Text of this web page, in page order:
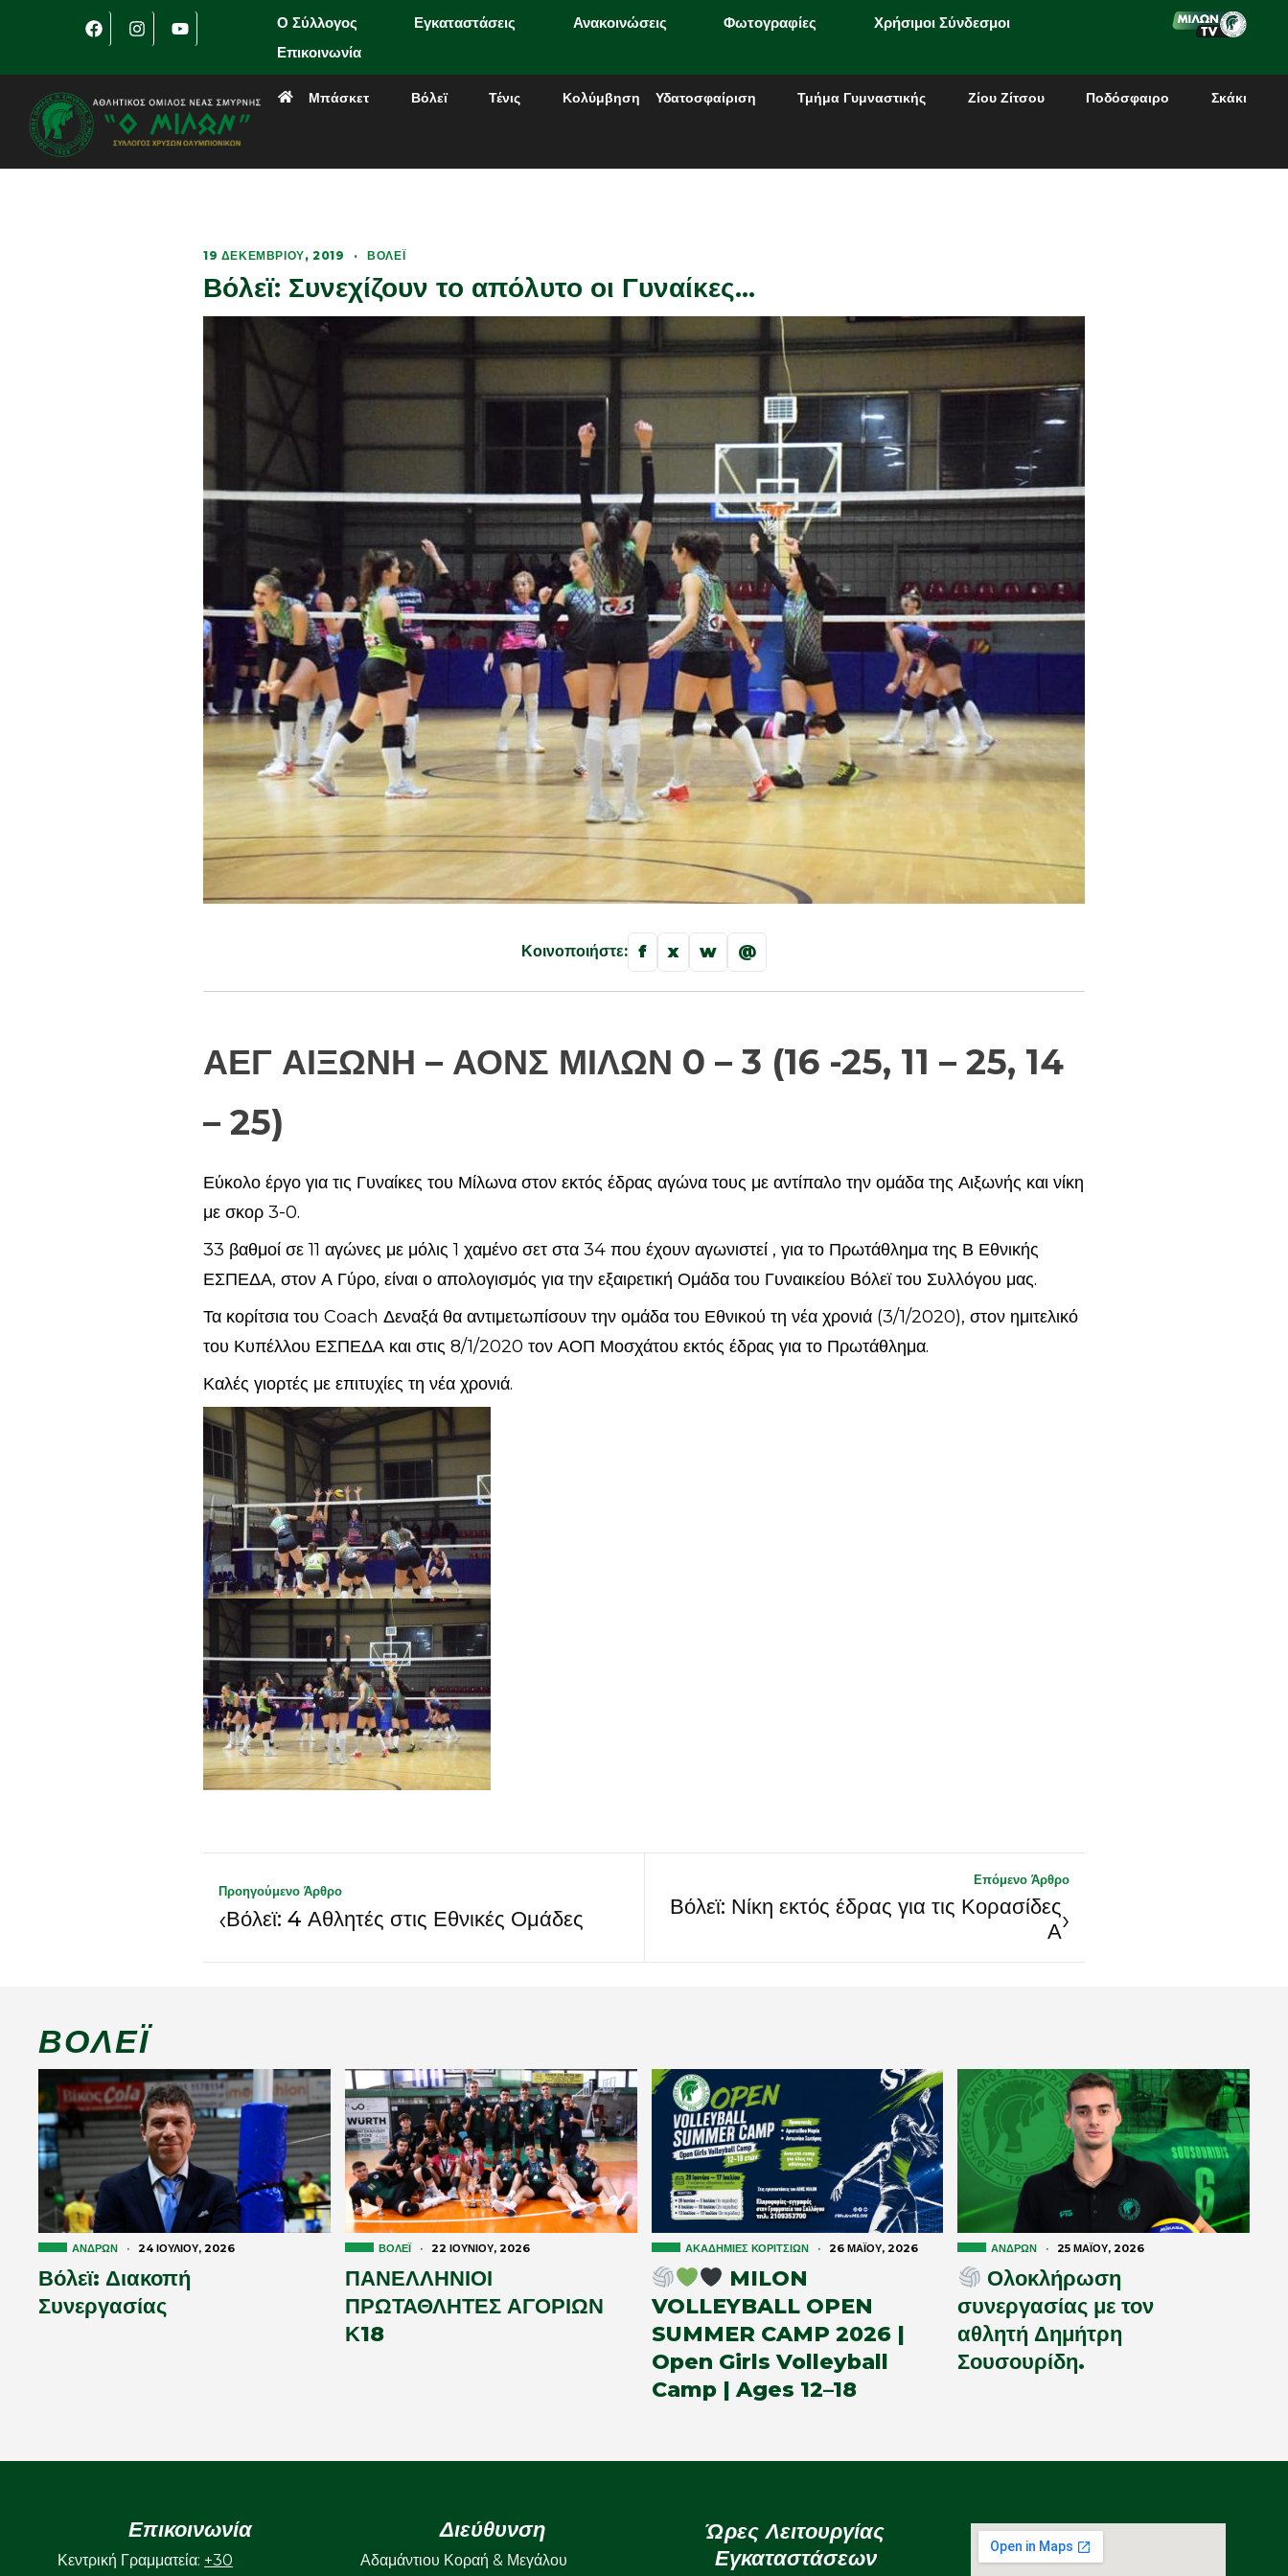
Ο Σύλλογος Εγκαταστάσεις Ανακοινώσεις Φωτογραφίες
Χρήσιμοι Σύνδεσμοι
Επικοινωνία
Μπάσκετ Βόλεϊ Τένις Κολύμβηση Υδατοσφαίριση Τμήμα Γυμναστικής Ζίου Ζίτσου Ποδόσφαιρο Σκάκι
19 ΔΕΚΕΜΒΡΊΟΥ, 2019 · ΒΌΛΕΪ
Βόλεϊ: Συνεχίζουν το απόλυτο οι Γυναίκες…
Κοινοποιήστε: f x w @
ΑΕΓ ΑΙΞΩΝΗ – ΑΟΝΣ ΜΙΛΩΝ 0 – 3 (16 -25, 11 – 25, 14
– 25)
Εύκολο έργο για τις Γυναίκες του Μίλωνα στον εκτός έδρας αγώνα τους με αντίπαλο την ομάδα της Αιξωνής και νίκη
με σκορ 3-0.
33 βαθμοί σε 11 αγώνες με μόλις 1 χαμένο σετ στα 34 που έχουν αγωνιστεί , για το Πρωτάθλημα της Β Εθνικής
ΕΣΠΕΔΑ, στον Α Γύρο, είναι ο απολογισμός για την εξαιρετική Ομάδα του Γυναικείου Βόλεϊ του Συλλόγου μας.
Τα κορίτσια του Coach Δεναξά θα αντιμετωπίσουν την ομάδα του Εθνικού τη νέα χρονιά (3/1/2020), στον ημιτελικό
του Κυπέλλου ΕΣΠΕΔΑ και στις 8/1/2020 τον ΑΟΠ Μοσχάτου εκτός έδρας για το Πρωτάθλημα.
Καλές γιορτές με επιτυχίες τη νέα χρονιά.
Προηγούμενο Άρθρο
‹Βόλεϊ: 4 Αθλητές στις Εθνικές Ομάδες
Επόμενο Άρθρο
›
Βόλεϊ: Νίκη εκτός έδρας για τις Κορασίδες
Α
ΒΌΛΕΪ
ΑΝΔΡΏΝ · 24 ΙΟΥΛΊΟΥ, 2026
Βόλεϊ: Διακοπή
Συνεργασίας
ΒΌΛΕΪ · 22 ΙΟΥΝΊΟΥ, 2026
ΠΑΝΕΛΛΗΝΙΟΙ
ΠΡΩΤΑΘΛΗΤΕΣ ΑΓΟΡΙΩΝ
Κ18
ΑΚΑΔΗΜΊΕΣ ΚΟΡΙΤΣΙΏΝ · 26 ΜΑΪ́ΟΥ, 2026
MILON
VOLLEYBALL OPEN
SUMMER CAMP 2026 |
Open Girls Volleyball
Camp | Ages 12–18
ΑΝΔΡΏΝ · 25 ΜΑΪ́ΟΥ, 2026
Ολοκλήρωση
συνεργασίας με τον
αθλητή Δημήτρη
Σουσουρίδη.
Επικοινωνία
Κεντρική Γραμματεία: +30
Διεύθυνση
Αδαμάντιου Κοραή & Μεγάλου
Ώρες Λειτουργίας
Εγκαταστάσεων